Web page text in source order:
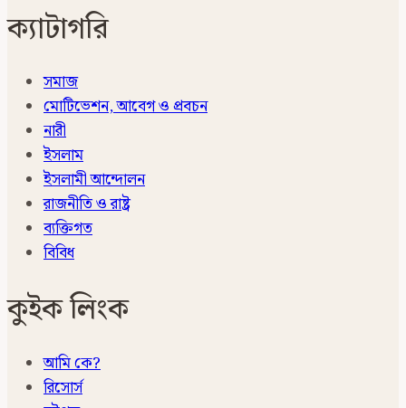
ক্যাটাগরি
সমাজ
মোটিভেশন, আবেগ ও প্রবচন
নারী
ইসলাম
ইসলামী আন্দোলন
রাজনীতি ও রাষ্ট্র
ব্যক্তিগত
বিবিধ
কুইক লিংক
আমি কে?
রিসোর্স